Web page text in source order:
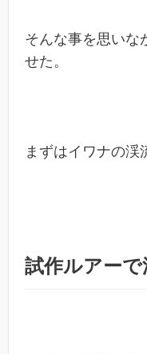
そんな事を思いな
せた。
まずはイワナの渓
試作ルアーで